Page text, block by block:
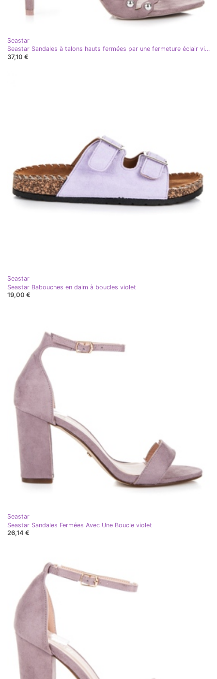
Seastar
Seastar Sandales à talons hauts fermées par une fermeture éclair violet
37,10 €
Seastar
Seastar Babouches en daim à boucles violet
19,00 €
Seastar
Seastar Sandales Fermées Avec Une Boucle violet
26,14 €